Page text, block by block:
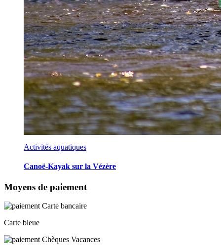
Activités aquatiques
Canoë-Kayak sur la Vézère
Moyens de paiement
Carte bleue